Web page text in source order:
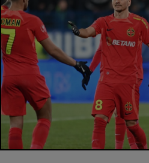
Liga 2
Cupa României
Echipa Națională
U21
Fotbal feminin
Special
Diverse